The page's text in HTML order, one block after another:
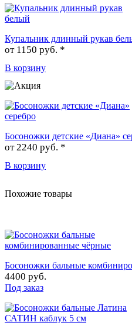
Купальник длинный рукав
от 1150 руб. *
В корзину
Босоножки детские «Диана»
от 2240 руб. *
В корзину
Похожие товары
Босоножки бальные
4400 руб.
Под заказ